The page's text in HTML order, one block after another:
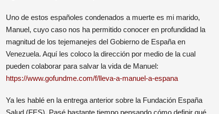
Uno de estos españoles condenados a muerte es mi marido,
Manuel, cuyo caso nos ha permitido conocer en profundidad la
magnitud de los tejemanejes del Gobierno de España en
Venezuela. Aquí les coloco la dirección por medio de la cual
pueden colaborar para salvar la vida de Manuel:
https://www.gofundme.com/f/lleva-a-manuel-a-espana
Ya les hablé en la entrega anterior sobre la Fundación España
Salud (FES). Pasé bastante tiempo pensando cómo definir qué